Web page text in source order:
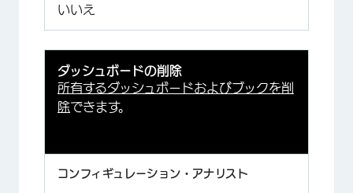
いいえ
ダッシュボードの削除
所有するダッシュボードおよびブックを削
除できます。